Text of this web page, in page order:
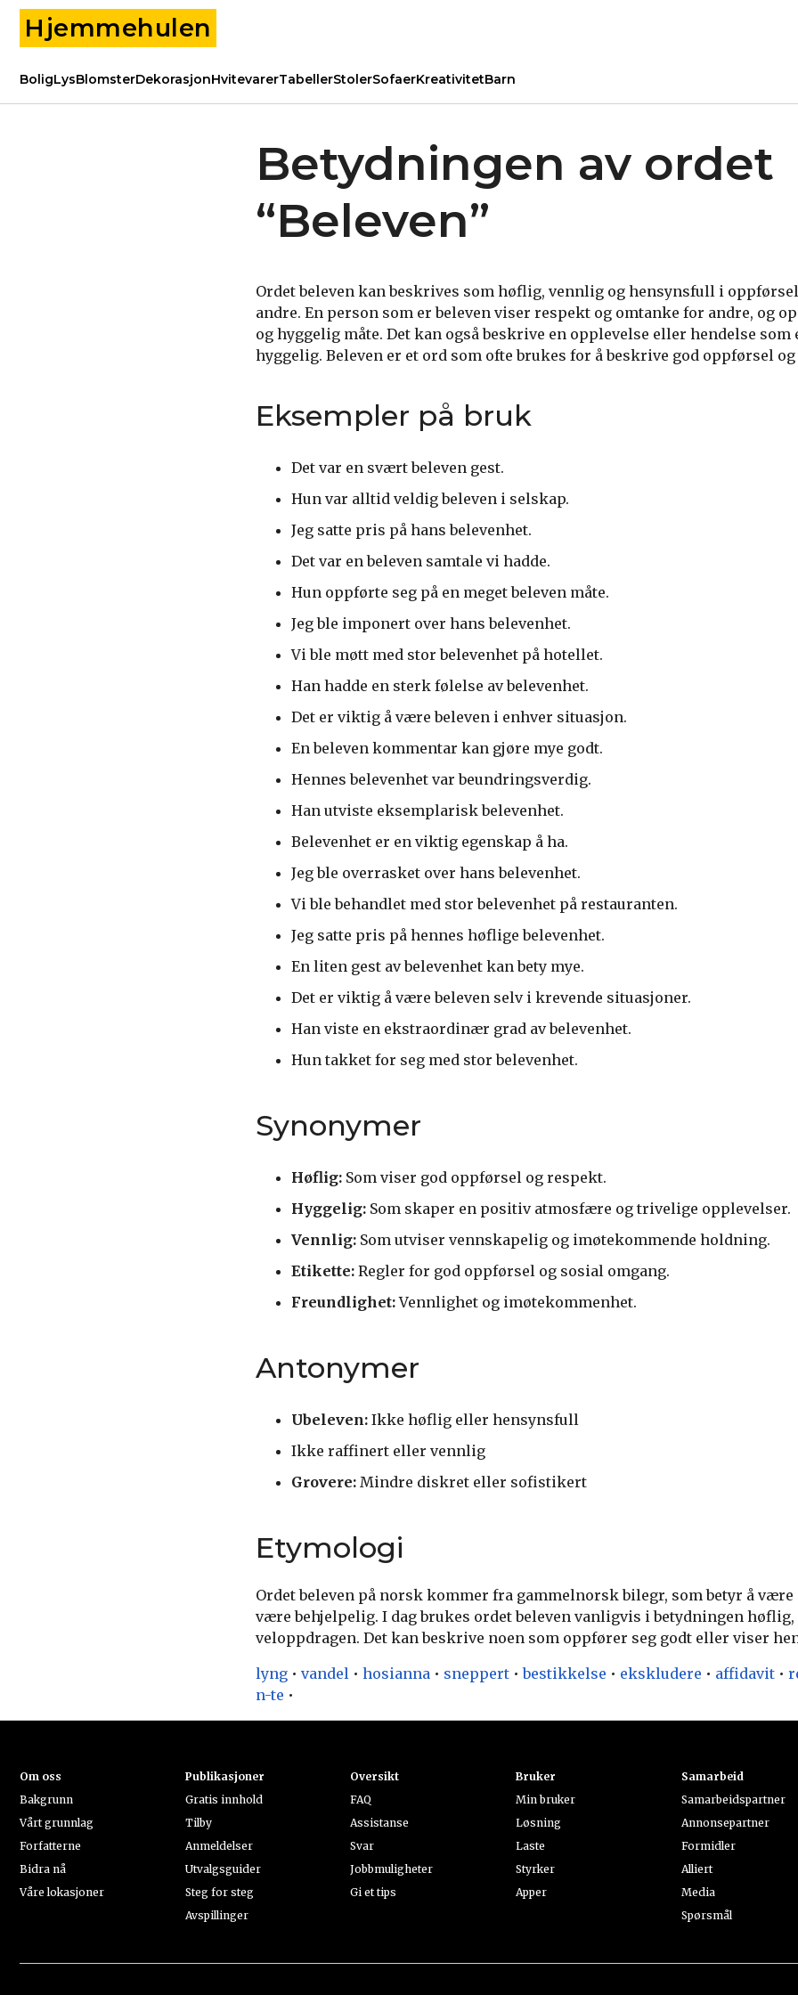
Hjemmehulen
BoligLysBlomsterDekorasjonHvitevarerTabellerStolerSofaerKreativitetBarn
Betydningen av ordet
“Beleven”
Ordet beleven kan beskrives som høflig, vennlig og hensynsfull i
andre. En person som er beleven viser respekt og omtanke for andre, og
og hyggelig måte. Det kan også beskrive en opplevelse eller hendelse som
hyggelig. Beleven er et ord som ofte brukes for å beskrive god oppførsel
Eksempler på bruk
Det var en svært beleven gest.
Hun var alltid veldig beleven i selskap.
Jeg satte pris på hans belevenhet.
Det var en beleven samtale vi hadde.
Hun oppførte seg på en meget beleven måte.
Jeg ble imponert over hans belevenhet.
Vi ble møtt med stor belevenhet på hotellet.
Han hadde en sterk følelse av belevenhet.
Det er viktig å være beleven i enhver situasjon.
En beleven kommentar kan gjøre mye godt.
Hennes belevenhet var beundringsverdig.
Han utviste eksemplarisk belevenhet.
Belevenhet er en viktig egenskap å ha.
Jeg ble overrasket over hans belevenhet.
Vi ble behandlet med stor belevenhet på restauranten.
Jeg satte pris på hennes høflige belevenhet.
En liten gest av belevenhet kan bety mye.
Det er viktig å være beleven selv i krevende situasjoner.
Han viste en ekstraordinær grad av belevenhet.
Hun takket for seg med stor belevenhet.
Synonymer
Høflig: Som viser god oppførsel og respekt.
Hyggelig: Som skaper en positiv atmosfære og trivelige opplevelser.
Vennlig: Som utviser vennskapelig og imøtekommende holdning.
Etikette: Regler for god oppførsel og sosial omgang.
Freundlighet:Vennlighet og imøtekommenhet.
Antonymer
Ubeleven: Ikke høflig eller hensynsfull
Ikke raffinert eller vennlig
Grovere: Mindre diskret eller sofistikert
Etymologi
Ordet beleven på norsk kommer fra gammelnorsk bilegr, som betyr å
være behjelpelig. I dag brukes ordet beleven vanligvis i betydningen
veloppdragen. Det kan beskrive noen som oppfører seg godt eller viser
lyng • vandel • hosianna • sneppert •bestikkelse • ekskludere • affidavit •
n-te •
Om oss
Bakgrunn
Vårt grunnlag
Forfatterne
Bidra nå
Våre lokasjoner
Publikasjoner
Gratis innhold
Tilby
Anmeldelser
Utvalgsguider
Steg for steg
Avspillinger
Oversikt
FAQ
Assistanse
Svar
Jobbmuligheter
Gi et tips
Bruker
Min bruker
Løsning
Laste
Styrker
Apper
Samarbeid
Samarbeidspartner
Annonsepartner
Formidler
Alliert
Media
Spørsmål